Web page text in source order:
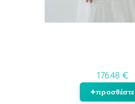
176.48 €
προσθέστε